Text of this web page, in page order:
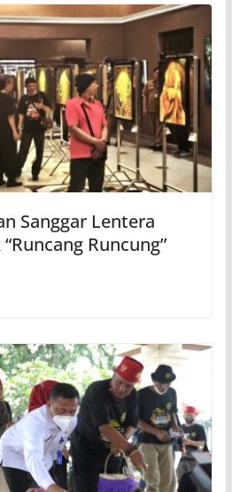
Sanggar Lentera
Runcung”